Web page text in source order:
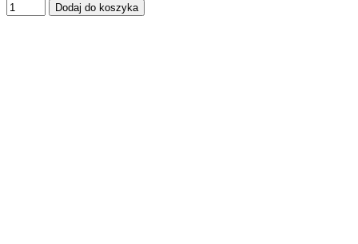
Dodaj do koszyka